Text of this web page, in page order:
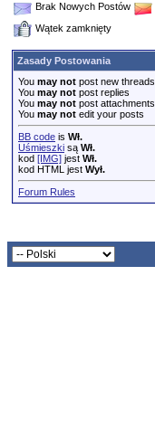
Brak Nowych Postów
Wątek zamknięty
Zasady Postowania
You may not post new threads
You may not post replies
You may not post attachments
You may not edit your posts
BB code is Wł.
Uśmieszki są Wł.
kod [IMG] jest Wł.
kod HTML jest Wył.
Forum Rules